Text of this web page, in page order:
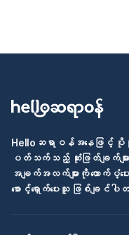
Helloဆရာဝန်အနေဖြင့် ပိုမို
ပတ်သက်သည့် ဆုံးဖြတ်ချက်များ
အချက်အလက်များကို ထောက်ပံ့ပ
စောင့်ရှောက်ပေးသူ ဖြစ်ချင်ပ